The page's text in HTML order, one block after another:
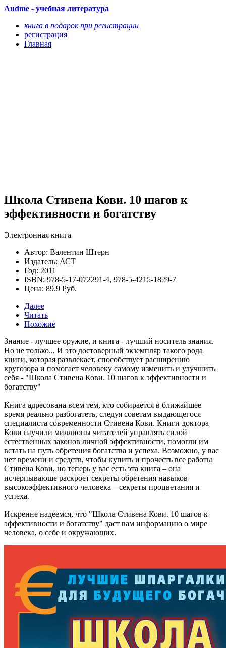
Audme - учебная литература
книга в подарок при регистрации
регистрация
Главная
Школа Стивена Кови. 10 шагов к
эффективности и богатству
Электронная книга
Автор: Валентин Штерн
Издатель: АСТ
Год: 2011
ISBN: 978-5-17-072291-4, 978-5-4215-1829-7
Цена: 89.9 Руб.
Далее
Читать
Похожие
Знание - лучшее оружие, и книга - лучший носитель знания.
Но не только... И это достоверный экземпляр такого рода
книги, которая развлекает, способствует расширению
кругозора и помогает человеку самому изменить и улучшить
себя - "Школа Стивена Кови. 10 шагов к эффективности и
богатству"
Книга адресована всем тем, кто собирается в ближайшее
время реально разбогатеть, следуя советам выдающегося
специалиста современности Стивена Кови. Книги доктора
Кови научили миллионы читателей управлять силой
естественных законов личной эффективности, помогли им
встать на путь обретения богатства и успеха. Возможно, у вас
нет времени и средств, чтобы купить и прочесть все работы
Стивена Кови, но теперь у вас есть эта книга – она
исчерпывающе раскроет секреты обретения навыков
высокоэффективного человека – секреты процветания и
успеха.
Искренне надеемся, что "Школа Стивена Кови. 10 шагов к
эффективности и богатству" даст вам информацию о мире
человека, о себе и окружающих.